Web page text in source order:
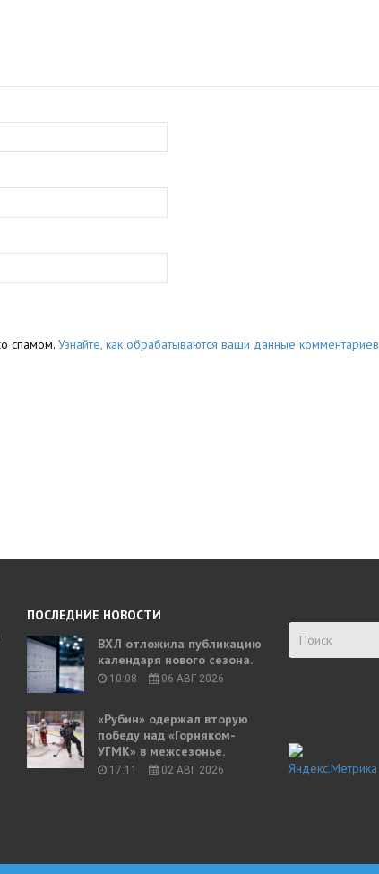
спамом. Узнайте, как обрабатываются ваши данные комментариев
ПОСЛЕДНИЕ НОВОСТИ
ВХЛ отложила публикацию
календаря нового сезона.
10:08 06 АВГ 2026
«Рубин» одержал вторую
победу над «Горняком-
УГМК» в межсезонье.
17:11 02 АВГ 2026